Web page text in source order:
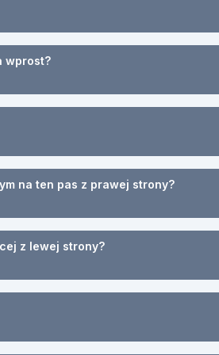
wprost?
na ten pas z prawej strony?
z lewej strony?